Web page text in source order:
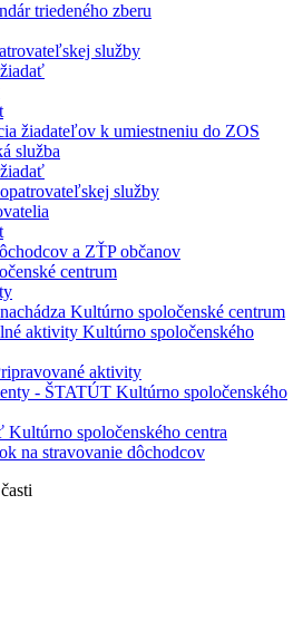
triedeného zberu
služby
žiadateľov k umiestneniu do ZOS
služba
služby
a ZŤP občanov
centrum
Kultúrno spoločenské centrum
aktivity Kultúrno spoločenského
aktivity
- ŠTATÚT Kultúrno spoločenského
Kultúrno spoločenského centra
na stravovanie dôchodcov